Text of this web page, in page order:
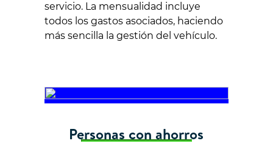
servicio. La mensualidad incluye
todos los gastos asociados, haciendo
más sencilla la gestión del vehículo.
Personas con ahorros